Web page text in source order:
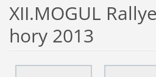
XII.MOGUL
hory 2013